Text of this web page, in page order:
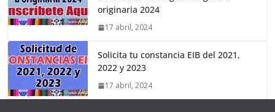
originaria 2024
17 abril, 2024
Solicita tu constancia EIB del 2021,
2022 y 2023
17 abril, 2024